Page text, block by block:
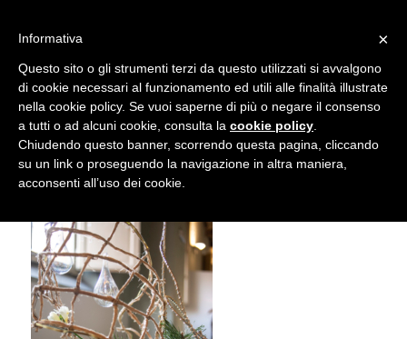
Mostra Feste d’inverno 2018
accetta l'uso dei cookies previsto nella pagina dedicata.
Fai clic per abilitare/disabilitare il tracciamento di
Google Analytics.
OK Privacy e cookie policy
×
Informativa
Questo sito o gli strumenti terzi da questo utilizzati si avvalgono
di cookie necessari al funzionamento ed utili alle finalità illustrate
nella cookie policy. Se vuoi saperne di più o negare il consenso
a tutti o ad alcuni cookie, consulta la cookie policy
Chiudendo questo banner, scorrendo questa pagina, cliccando
su un link o proseguendo la navigazione in altra maniera,
acconsenti all’uso dei cookie.